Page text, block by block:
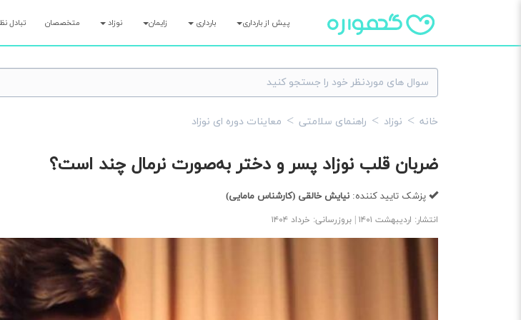
پیش از بارداری بارداری زایمان نوزاد متخصصان تبادل
خانه نوزاد راهنمای سلامتی معاینات دوره ای نوزاد
ضربان قلب نوزاد پسر و دختر به‌صورت نرمال چند است؟
پزشک تایید کننده: نیایش خالقی (کارشناس مامایی)
انتشار: اردیبهشت ۱۴۰۱ | بروزرسانی: خرداد ۱۴۰۴